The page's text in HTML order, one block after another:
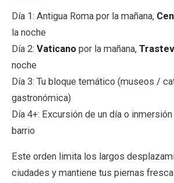
Día 1: Antigua Roma por la mañana,
la noche
Día 2: Vaticano por la mañana,
noche
Día 3: Tu bloque temático (museos /
gastronómica)
Día 4+: Excursión de un día o
barrio
Este orden limita los largos
ciudades y mantiene tus piernas